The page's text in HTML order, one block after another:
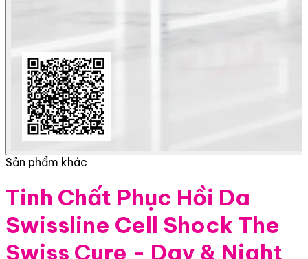
Sản phẩm khác
Tinh Chất Phục Hồi Da
Swissline Cell Shock The
Swiss Cure - Day & Night